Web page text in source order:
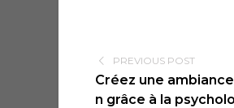
PREVIOUS POST
Créez une
n grâce à la